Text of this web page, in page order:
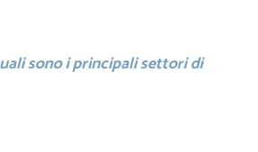
sono i principali settori di